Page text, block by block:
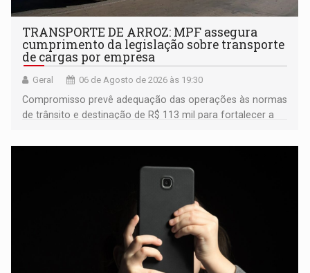
TRANSPORTE DE ARROZ: MPF assegura
cumprimento da legislação sobre transporte
de cargas por empresa
Geral 06 de Agosto de 2026 às 19:30
Compromisso prevê adequação das operações às normas
de trânsito e destinação de R$ 113 mil para fortalecer a